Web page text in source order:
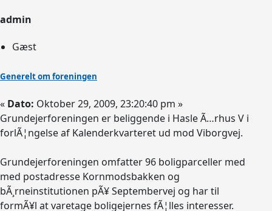
admin
Gæst
Generelt om foreningen
« Dato: Oktober 29, 2009, 23:20:40 pm »
Grundejerforeningen er beliggende i Hasle Ã…rhus V i
forlÃ¦ngelse af Kalenderkvarteret ud mod Viborgvej.
Grundejerforeningen omfatter 96 boligparceller med
med postadresse Kornmodsbakken og
bÃ¸rneinstitutionen pÃ¥ Septembervej og har til
formÃ¥l at varetage boligejernes fÃ¦lles interesser.